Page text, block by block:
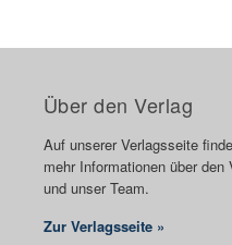
Über den Verlag
Auf unserer Verlagsseite
mehr Informationen über den
und unser Team.
Zur Verlagsseite »